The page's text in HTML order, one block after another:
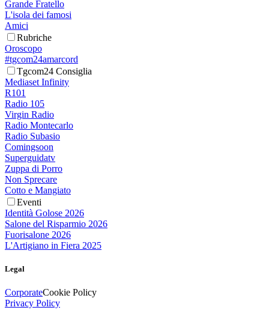
Grande Fratello
L'isola dei famosi
Amici
Rubriche
Oroscopo
#tgcom24amarcord
Tgcom24 Consiglia
Mediaset Infinity
R101
Radio 105
Virgin Radio
Radio Montecarlo
Radio Subasio
Comingsoon
Superguidatv
Zuppa di Porro
Non Sprecare
Cotto e Mangiato
Eventi
Identità Golose 2026
Salone del Risparmio 2026
Fuorisalone 2026
L'Artigiano in Fiera 2025
Legal
CorporateCookie Policy
Privacy Policy